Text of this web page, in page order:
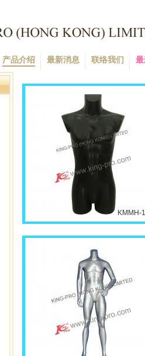
产品介绍 最新消息 联络我们
KMMH-